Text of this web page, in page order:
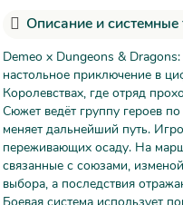
Описание и системные
Demeo x Dungeons &
настольное приключение в
Королевствах, где отряд
Сюжет ведёт группу героев
меняет дальнейший путь.
переживающих осаду. На
связанные с союзами,
выбора, а последствия